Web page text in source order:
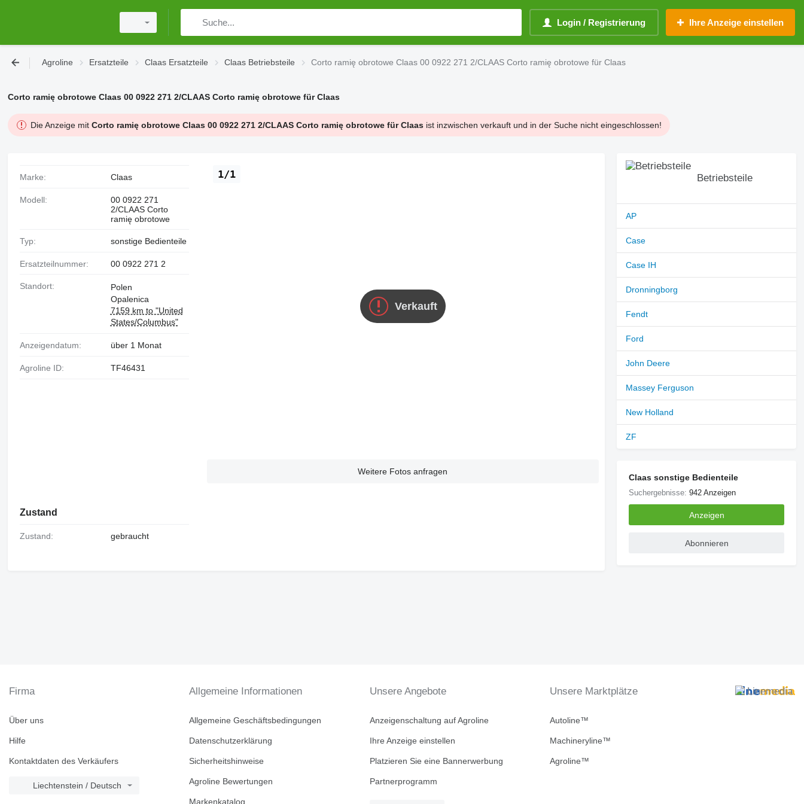
Login / Registrierung Ihre Anzeige einstellen
Agroline Ersatzteile Claas Ersatzteile Claas Betriebsteile Corto ramię obrotowe Claas 00 0922 271 2/CLAAS Corto ramię obrotowe für Claas
Corto ramię obrotowe Claas 00 0922 271 2/CLAAS Corto ramię obrotowe für Claas
Die Anzeige mit Corto ramię obrotowe Claas 00 0922 271 2/CLAAS Corto ramię obrotowe für Claasist inzwischen verkauft und in der Suche nicht eingeschlossen!
Verkauft
1/1
Weitere Fotos anfragen
Marke: Claas
Modell:
00 0922 271
2/CLAAS Corto
ramię obrotowe
Typ: sonstige Bedienteile
Ersatzteilnummer: 00 0922 271 2
Standort:
Polen
Opalenica
7159 km to "United
States/Columbus"
Anzeigendatum: über 1 Monat
Agroline ID: TF46431
Zustand
Zustand: gebraucht
Betriebsteile
AP
Case
Case IH
Dronningborg
Fendt
Ford
John Deere
Massey Ferguson
New Holland
ZF
Claas sonstige Bedienteile
Suchergebnisse:942 Anzeigen
Anzeigen
Abonnieren
Firma
Über uns
Hilfe
Kontaktdaten des Verkäufers
Liechtenstein / Deutsch
Allgemeine Informationen
Allgemeine Geschäftsbedingungen
Datenschutzerklärung
Sicherheitshinweise
Agroline Bewertungen
Markenkatalog
Unsere Angebote
Anzeigenschaltung auf Agroline
Ihre Anzeige einstellen
Platzieren Sie eine Bannerwerbung
Partnerprogramm
Unsere Marktplätze
Autoline™
Machineryline™
Agroline™